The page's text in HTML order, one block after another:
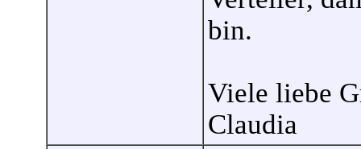
bin.
Viele liebe
Claudia